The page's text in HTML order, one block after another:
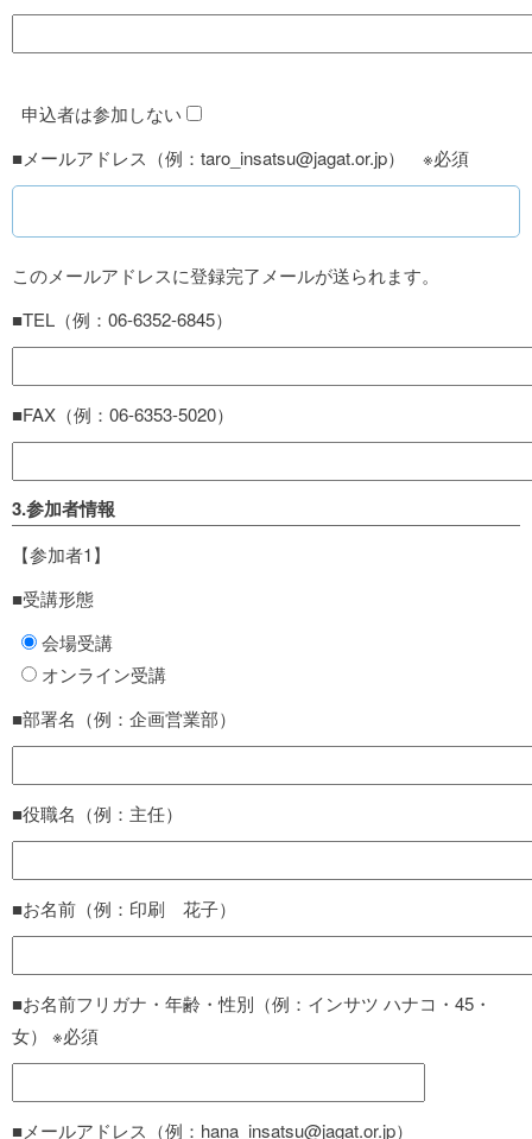
申込者は参加しない
■メールアドレス（例：taro_insatsu@jagat.or.jp） ※必須
このメールアドレスに登録完了メールが送られます。
■TEL（例：06-6352-6845）
■FAX（例：06-6353-5020）
3.参加者情報
【参加者1】
■受講形態
会場受講
オンライン受講
■部署名（例：企画営業部）
■役職名（例：主任）
■お名前（例：印刷 花子）
■お名前フリガナ・年齢・性別（例：インサツ ハナコ・45・
女） ※必須
■メールアドレス（例：hana_insatsu@jagat.or.jp）